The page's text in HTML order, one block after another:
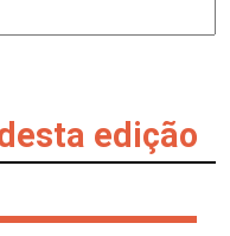
edição